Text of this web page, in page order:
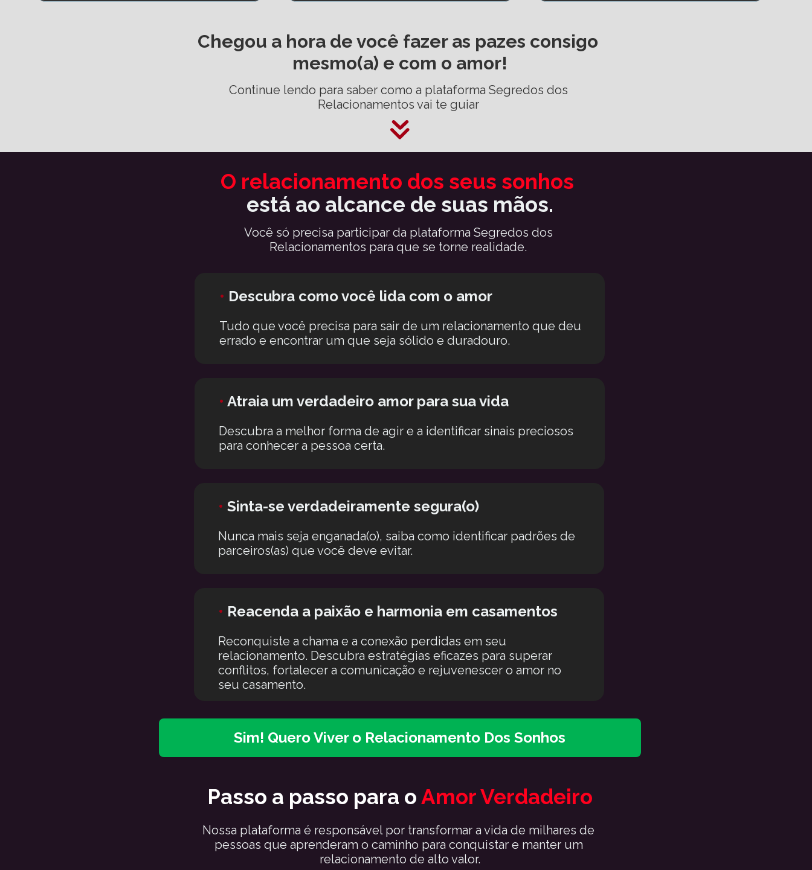
Chegou a hora de você fazer as pazes consigo
mesmo(a) e com o amor!
Continue lendo para saber como a plataforma Segredos dos
Relacionamentos vai te guiar
está ao alcance de suas mãos.
Você só precisa participar da plataforma Segredos dos
Relacionamentos para que se torne realidade.
• Descubra como você lida com o amor
Tudo que você precisa para sair de um relacionamento que deu
errado e encontrar um que seja sólido e duradouro.
• Atraia um verdadeiro amor para sua vida
Descubra a melhor forma de agir e a identificar sinais preciosos
para conhecer a pessoa certa.
• Sinta-se verdadeiramente segura(o)
Nunca mais seja enganada(o), saiba como identificar padrões de
parceiros(as) que você deve evitar.
• Reacenda a paixão e harmonia em casamentos
Reconquiste a chama e a conexão perdidas em seu
relacionamento. Descubra estratégias eficazes para superar
conflitos, fortalecer a comunicação e rejuvenescer o amor no
seu casamento.
Sim! Quero Viver o Relacionamento Dos Sonhos
Passo a passo para o Amor Verdadeiro
Nossa plataforma é responsável por transformar a vida de milhares de
pessoas que aprenderam o caminho para conquistar e manter um
relacionamento de alto valor.